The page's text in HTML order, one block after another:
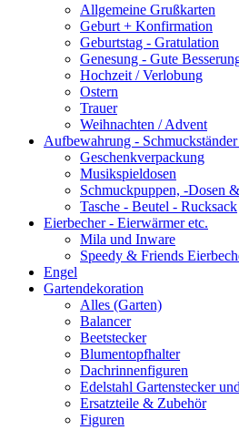
Allgemeine Grußkarten
Geburt + Konfirmation
Geburtstag - Gratulation
Genesung - Gute
Hochzeit / Verlobung
Ostern
Trauer
Weihnachten / Advent
Aufbewahrung -
Geschenkverpackung
Musikspieldosen
Schmuckpuppen, -Dosen
Tasche - Beutel - Rucksack
Eierbecher - Eierwärmer etc.
Mila und Inware
Speedy & Friends
Engel
Gartendekoration
Alles (Garten)
Balancer
Beetstecker
Blumentopfhalter
Dachrinnenfiguren
Edelstahl Gartenstecker
Ersatzteile & Zubehör
Figuren